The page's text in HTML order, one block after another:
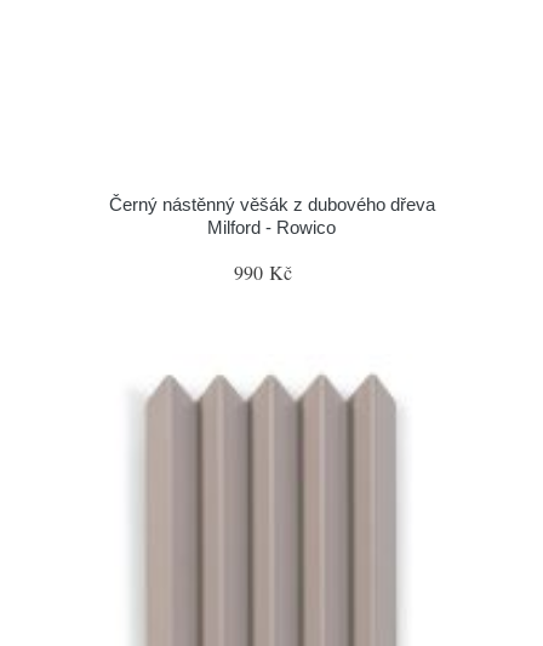
Černý nástěnný věšák z dubového dřeva
Milford - Rowico
990 Kč